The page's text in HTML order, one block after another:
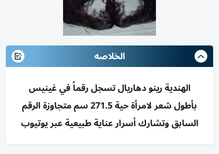
الخلاصه
الهندية رينو دهاريال تسجل رقماً في غينيس
بأطول شعر لامرأة حية 271.5 سم متجاوزة الرقم
السابق وتشارك أسرار عناية طبيعية عبر يوتيوب